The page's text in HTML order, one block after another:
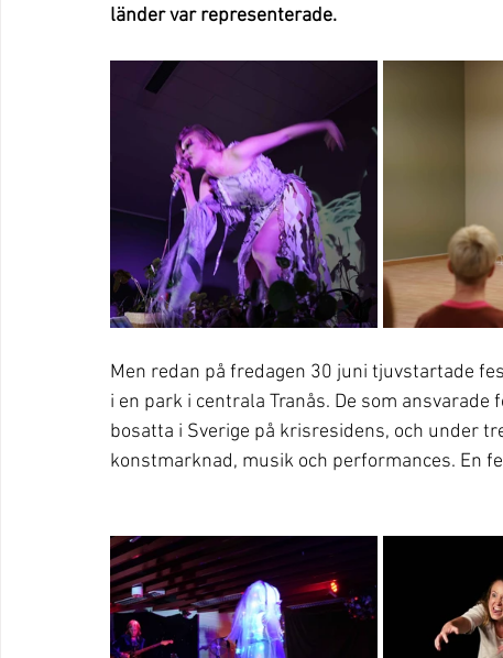
länder var representerade.
Men redan på fredagen 30 juni tjuvstartade
i en park i centrala Tranås. De som
bosatta i Sverige på krisresidens, och under
konstmarknad, musik och performances. En